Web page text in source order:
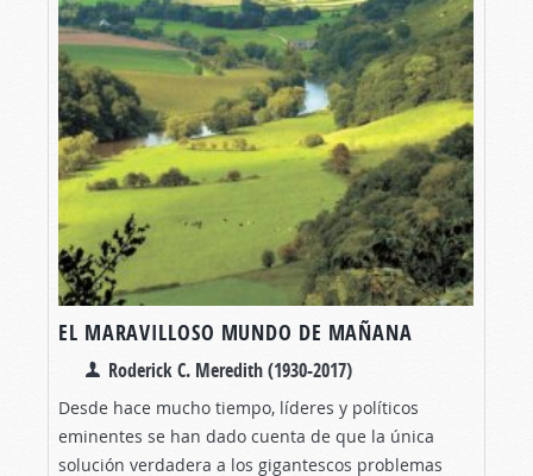
EL MARAVILLOSO MUNDO DE MAÑANA
Roderick C. Meredith (1930-2017)
Desde hace mucho tiempo, líderes y políticos
eminentes se han dado cuenta de que la única
solución verdadera a los gigantescos problemas